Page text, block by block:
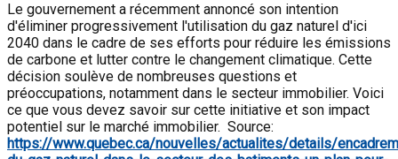
Le gouvernement a récemment annoncé son intention
d'éliminer progressivement l'utilisation du gaz naturel d'ici
2040 dans le cadre de ses efforts pour réduire les émissions
de carbone et lutter contre le changement climatique. Cette
décision soulève de nombreuses questions et
préoccupations, notamment dans le secteur immobilier. Voici
ce que vous devez savoir sur cette initiative et son impact
potentiel sur le marché immobilier. Source:
https://www.quebec.ca/nouvelles/actualites/details/